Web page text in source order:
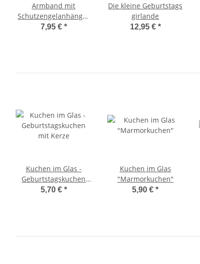
Armband mit
Schutzengelanhänger
(versilbert)
7,95 € *
Die kleine Geburtstags
girlande
12,95 € *
Kuchen im Glas -
Geburtstagskuchen
mit Kerze
5,70 € *
Kuchen im Glas
"Marmorkuchen"
5,90 €*